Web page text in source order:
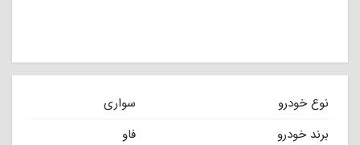
نوع خودرو
سواری
برند خودرو
فاو